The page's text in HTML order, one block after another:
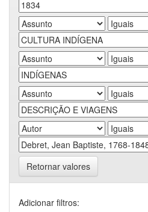
Retornar valores
Adicionar filtros: